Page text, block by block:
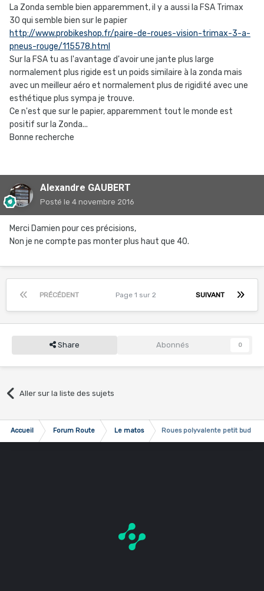
La Zonda semble bien apparemment, il y a aussi la FSA Trimax
30 qui semble bien sur le papier
http://www.probikeshop.fr/paire-de-roues-vision-trimax-3-a-
pneus-rouge/115578.html
Sur la FSA tu as l'avantage d'avoir une jante plus large
normalement plus rigide est un poids similaire à la zonda mais
avec un meilleur aéro et normalement plus de rigidité avec une
esthétique plus sympa je trouve.
Ce n'est que sur le papier, apparemment tout le monde est
positif sur la Zonda...
Bonne recherche
Alexandre GAUBERT
Posté le 4 novembre 2016
Merci Damien pour ces précisions,
Non je ne compte pas monter plus haut que 40.
PRÉCÉDENT SUIVANT
Page 1 sur 2
Share Abonnés 0
Aller sur la liste des sujets
Accueil Forum Route Le matos Roues polyvalente petit budget